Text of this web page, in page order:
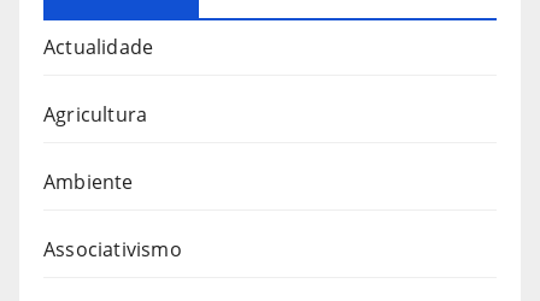
Actualidade
Agricultura
Ambiente
Associativismo